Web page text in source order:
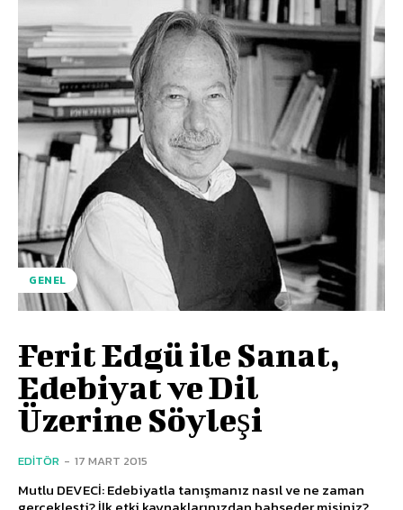
GENEL
Ferit Edgü ile Sanat,
Edebiyat ve Dil
Üzerine Söyleşi
EDITÖR - 17 MART 2015
Mutlu DEVECİ: Edebiyatla tanışmanız nasıl ve ne zaman